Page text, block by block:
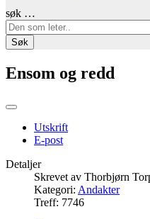
søk …
Søk
Ensom og redd
Utskrift
E-post
Detaljer
Skrevet av Thorbjørn
Kategori: Andakter
Treff: 7746